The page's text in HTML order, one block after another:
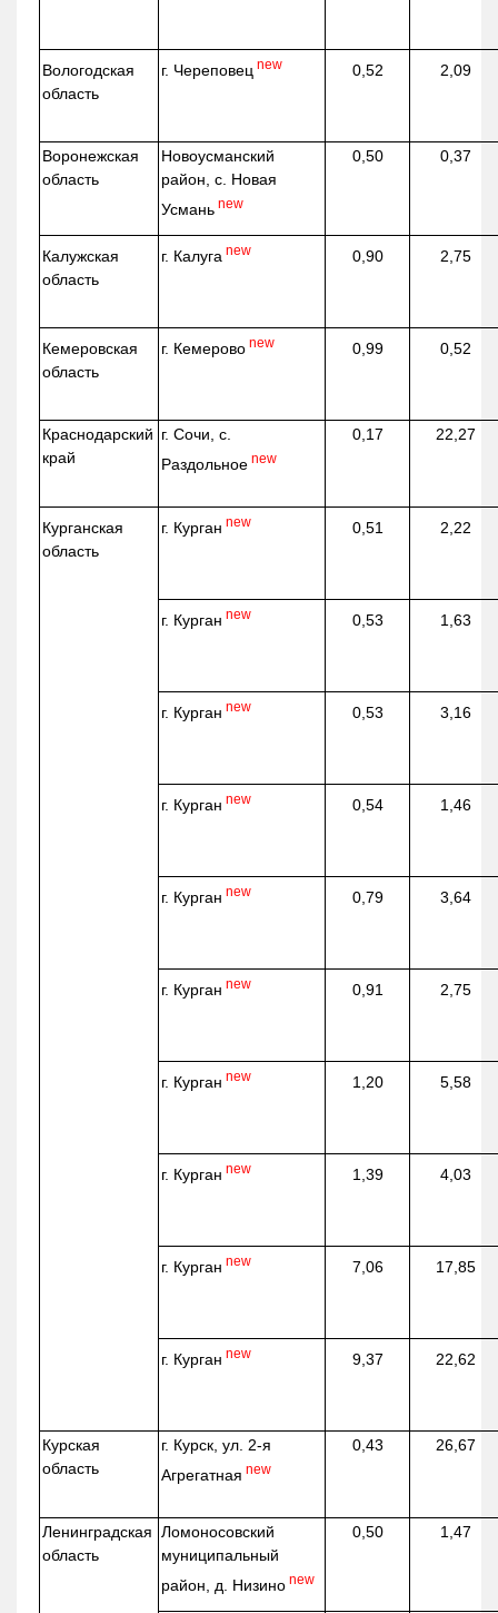
Вологодская
область
г. Череповец new 0,52 2,09
Воронежская
область
Новоусманский
район, с. Новая
Усмань new
0,50 0,37
Калужская
область
г. Калуга new 0,90 2,75
Кемеровская
область
г. Кемерово new 0,99 0,52
Краснодарский
край
г. Сочи, с.
Раздольное new
0,17 22,27
Курганская
область
г. Курган new 0,51 2,22
г. Курган new 0,53 1,63
г. Курган new 0,53 3,16
г. Курган new 0,54 1,46
г. Курган new 0,79 3,64
г. Курган new 0,91 2,75
г. Курган new 1,20 5,58
г. Курган new 1,39 4,03
г. Курган new 7,06 17,85
г. Курган new 9,37 22,62
Курская
область
г. Курск, ул. 2-я
Агрегатная new
0,43 26,67
Ленинградская
область
Ломоносовский
муниципальный
район, д. Низино new
0,50 1,47